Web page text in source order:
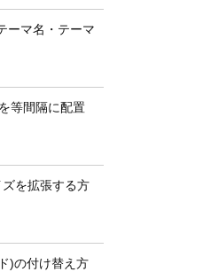
ーマ名・テーマ
等間隔に配置
を拡張する方
)の付け替え方